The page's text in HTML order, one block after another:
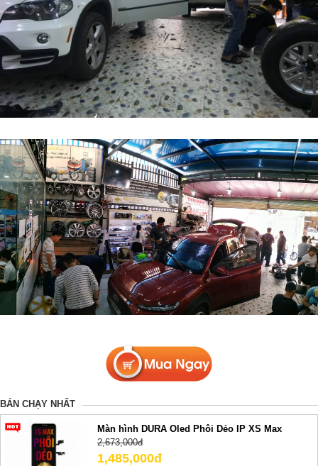
BÁN CHẠY NHẤT
Màn hình DURA Oled Phôi Dẻo IP XS Max
2,673,000đ
1,485,000đ